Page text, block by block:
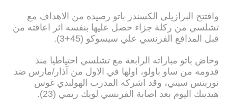
وافتتح البرازيلي الكسندر باتو رصيده من الاهداف مع
تشلسي من ركلة جزاء حصل عليها بنفسه اثر اعاقته من
قبل المدافع الفرنسي علي سيسوكو (45+3).
وخاض باتو مباراته الرابعة مع تشلسي احتياطيا منذ
قدومه من ساو باولو، اولها في الاول من آذار/مارس ضد
نوريتس سيتي، وقد اشركه المدرب الهولندي غوس
هيدينك اليوم بعد اصابة الفرنسي لويك ريمي (23).